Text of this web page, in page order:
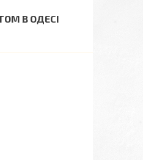
В ОДЕСІ